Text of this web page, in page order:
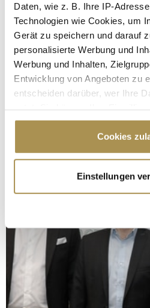
Daten, wie z. B. Ihre IP-
Technologien wie Cookies, um
Gerät zu speichern und darauf
personalisierte Werbung und
Werbung und Inhalten,
Entwicklung von Angeboten zu
entscheiden darüber, wer Ihre
Cookie-Erklärung oder durch
Trigger Symbol ändern oder
Informationen über Ihre
erfassen, welche bis auf
bestimmten Merkmalen
Erfahren Sie mehr darüber, wie
verarbeitet werden, und legen
Abschnitt Einzelheiten
fest.
Cookies
Einstellungen